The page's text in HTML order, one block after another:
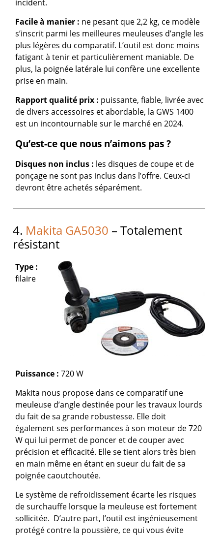
incident.
Facile à manier : ne pesant que 2,2 kg, ce modèle
s’inscrit parmi les meilleures meuleuses d’angle les
plus légères du comparatif. L’outil est donc moins
fatigant à tenir et particulièrement maniable. De
plus, la poignée latérale lui confère une excellente
prise en main.
Rapport qualité prix : puissante, fiable, livrée avec
de divers accessoires et abordable, la GWS 1400
est un incontournable sur le marché en 2024.
Qu’est-ce que nous n’aimons pas ?
Disques non inclus : les disques de coupe et de
ponçage ne sont pas inclus dans l’offre. Ceux-ci
devront être achetés séparément.
4. Makita GA5030 – Totalement
résistant
Type :
filaire
Puissance : 720 W
Makita nous propose dans ce comparatif une
meuleuse d’angle destinée pour les travaux lourds
du fait de sa grande robustesse. Elle doit
également ses performances à son moteur de 720
W qui lui permet de poncer et de couper avec
précision et efficacité. Elle se tient alors très bien
en main même en étant en sueur du fait de sa
poignée caoutchoutée.
Le système de refroidissement écarte les risques
de surchauffe lorsque la meuleuse est fortement
sollicitée. D’autre part, l’outil est ingénieusement
protégé contre la poussière, ce qui vous évite